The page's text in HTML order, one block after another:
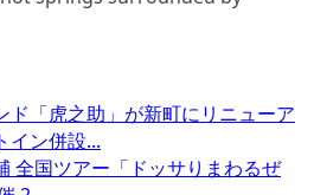
ド「虎之助」が新町にリニューア
ン併設...
全国ツアー「ドッサりまわるぜ